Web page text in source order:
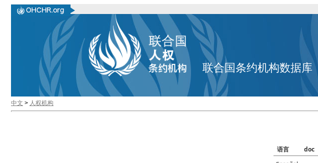
联合国条约机构数据库
中文 > 人权机构
语言 doc